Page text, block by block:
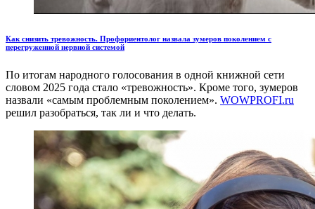
Как снизить тревожность. Профориентолог назвала зумеров поколением с
перегруженной нервной системой
По итогам народного голосования в одной книжной сети
словом 2025 года стало «тревожность». Кроме того, зумеров
назвали «самым проблемным поколением». WOWPROFI.ru
решил разобраться, так ли и что делать.